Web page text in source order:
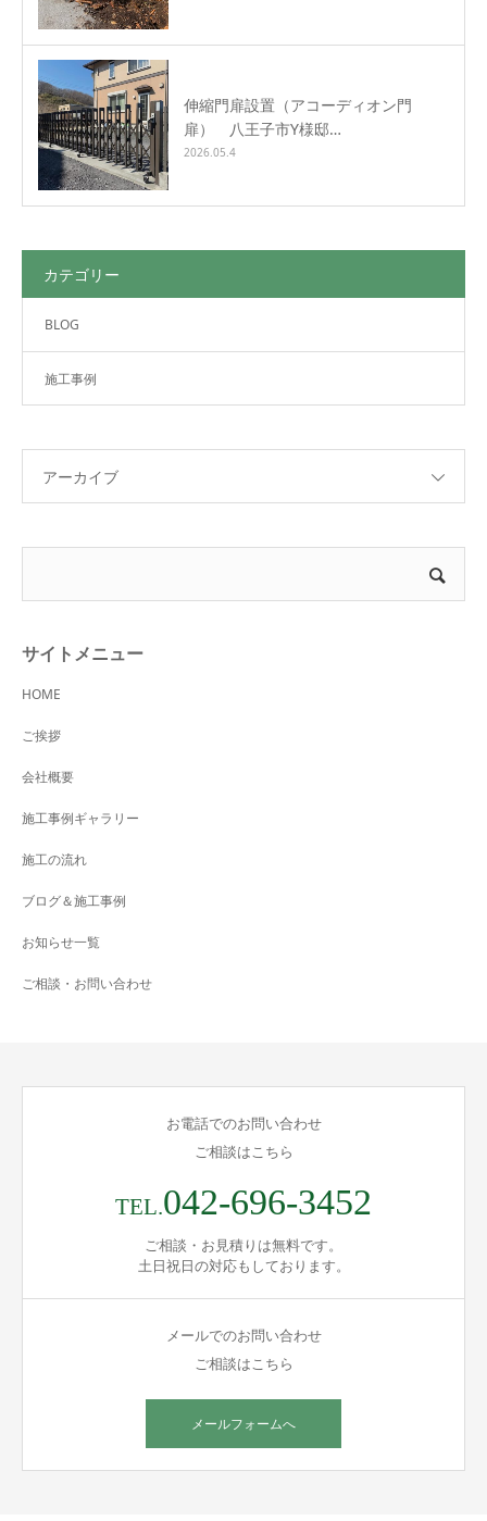
伸縮門扉設置（アコーディオン門
扉） 八王子市Y様邸…
2026.05.4
カテゴリー
BLOG
施工事例
アーカイブ
サイトメニュー
HOME
ご挨拶
会社概要
施工事例ギャラリー
施工の流れ
ブログ＆施工事例
お知らせ一覧
ご相談・お問い合わせ
お電話でのお問い合わせ
ご相談はこちら
TEL.042-696-3452
ご相談・お見積りは無料です。
土日祝日の対応もしております。
メールでのお問い合わせ
ご相談はこちら
メールフォームへ